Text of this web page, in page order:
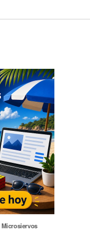
Microsiervos